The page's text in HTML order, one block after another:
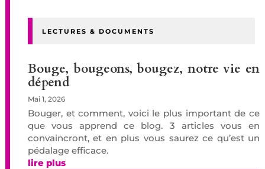
LECTURES & DOCUMENTS
Bouge, bougeons, bougez, notre vie en
dépend
Mai 1, 2026
Bouger, et comment, voici le plus important de ce
que vous apprend ce blog. 3 articles vous en
convaincront, et en plus vous saurez ce qu’est un
pédalage efficace.
lire plus